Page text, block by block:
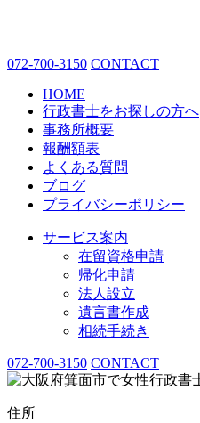
072-700-3150 CONTACT
HOME
行政書士をお探しの方へ
事務所概要
報酬額表
よくある質問
ブログ
プライバシーポリシー
サービス案内
在留資格申請
帰化申請
法人設立
遺言書作成
相続手続き
072-700-3150 CONTACT
住所